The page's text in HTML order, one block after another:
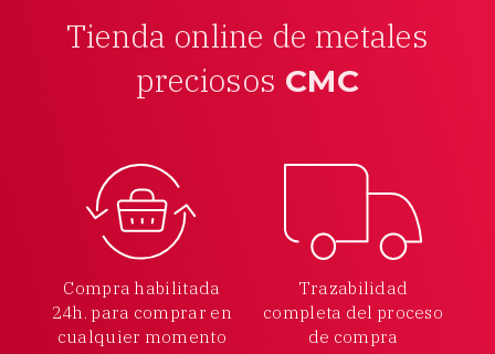
Tienda online de metales
preciosos CMC
Compra habilitada
24h. para comprar en
cualquier momento
Trazabilidad
completa del proceso
de compra